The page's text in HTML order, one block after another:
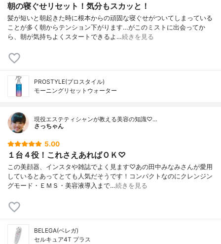
朝の寝ぐせリセット！気分もスカッと！
髪が短いと朝起きた時に根本からの頑固な寝ぐせがついてしまっている
ことが多く朝からテンション下がります…がこのミストに出会ってか
ら、朝が気持ちよくスタートできるよ…続きを見る
PROSTYLE(プロスタイル)
モーニングリセットウォーター
現役エステティシャンが教える美容の知識♡…
さっちゃん
5.00
１台４役！これさえあればＯＫ♡
この美顔器、インスタや雑誌でよく見ます♡あの田中みなみさんが愛用
しているとあってとても人気だそうです！コンパクトなのにクレンジン
グモード・ＥＭＳ・美容液導入まで…続きを見る
BELEGA(ベレガ)
セルキュア4T プラス